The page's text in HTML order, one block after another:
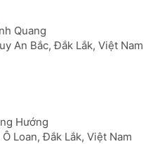
Quang
An Bắc, Đắk Lắk, Việt Nam
Hướng
Loan, Đắk Lắk, Việt Nam